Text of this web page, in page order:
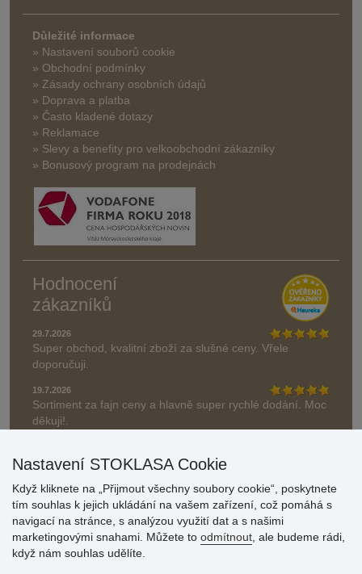
Důležité informace
» Nastavení souborů cookie
» Obchodní podmínky
» Zásady ochrany osobních údajů
» Doprava a platba
» Často kladené dotazy
» Reklamace
» Slevy a benefity pro velkoobchodní zákazníky
» Bonusový program na prodejnách
Hodnocení
zákazníků
29.7.2026
Super obchod, kvalitní zboží za slušné ceny. Vřele
doporučuji.
19.7.2026
Sortiment za fajn ceny a hlavně super rychlé dodání. Moc
děkuji!.
» Aktuálně 19084 recenzí
* Recenze neověřujeme
Nastavení STOKLASA Cookie
Když kliknete na „Přijmout všechny soubory cookie“, poskytnete
tím souhlas k jejich ukládání na vašem zařízení, což pomáhá s
navigací na stránce, s analýzou využití dat a s našimi
marketingovými snahami. Můžete to odmítnout , ale budeme rádi,
když nám souhlas udělíte.